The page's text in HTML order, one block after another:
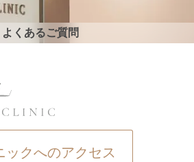
よくあるご質問
ックへのアクセス